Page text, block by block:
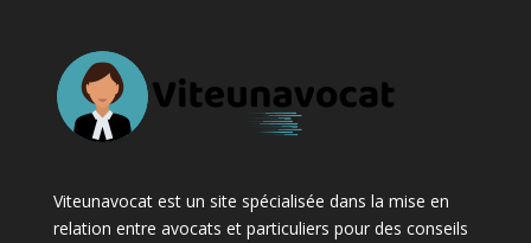
Viteunavocat est un site spécialisée dans la mise en
relation entre avocats et particuliers pour des conseils